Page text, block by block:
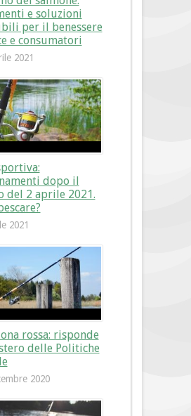
e soluzioni
per il benessere
e consumatori
2021
dopo il
del 2 aprile 2021.
2021
rossa: risponde
delle Politiche
2020